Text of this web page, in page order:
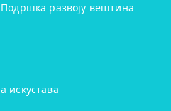
развоју вештина
искустава